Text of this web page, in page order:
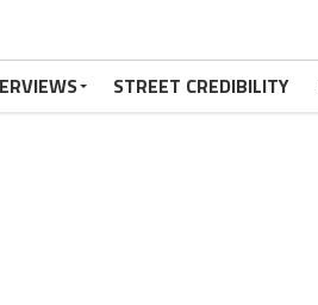
STREET CREDIBILITY